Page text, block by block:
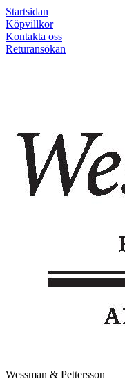
Startsidan
Köpvillkor
Kontakta oss
Returansökan
Wessman & Pettersson